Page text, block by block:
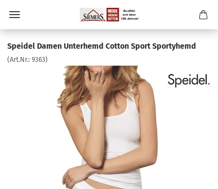
Speidel Damen Unterhemd Cotton Sport Sportyhemd
(Art.Nr.: 9363)